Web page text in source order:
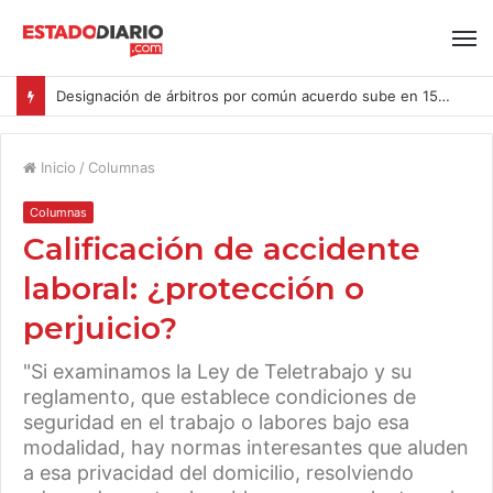
Designación de árbitros por común acuerdo sube en 15% en las causas ingresadas al CAM Santiago durante el primer semestre del año
Inicio / Columnas
Columnas
Calificación de accidente
laboral: ¿protección o
perjuicio?
"Si examinamos la Ley de Teletrabajo y su
reglamento, que establece condiciones de
seguridad en el trabajo o labores bajo esa
modalidad, hay normas interesantes que aluden
a esa privacidad del domicilio, resolviendo